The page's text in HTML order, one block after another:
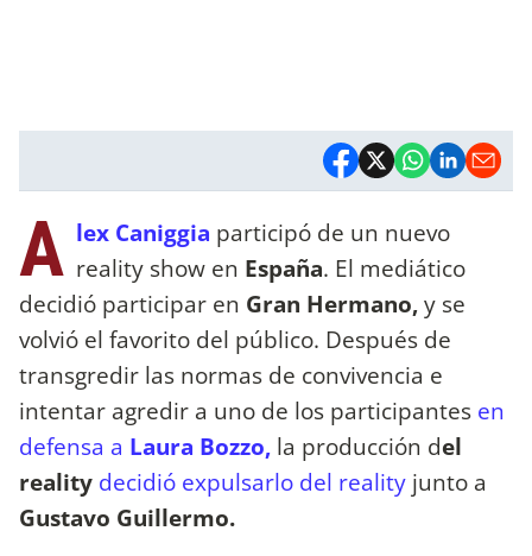
A lex Caniggia participó de un nuevo
reality show en España. El mediático
decidió participar en Gran Hermano,y se
volvió el favorito del público. Después de
transgredir las normas de convivencia e
intentar agredir a uno de los participantes en
defensa a Laura Bozzo, la producción del
reality decidió expulsarlo del reality junto a
Gustavo Guillermo.